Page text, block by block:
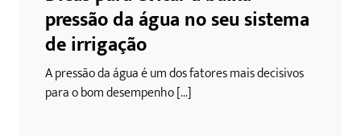
pressão da água no seu sistema
de irrigação
A pressão da água é um dos fatores mais decisivos
para o bom desempenho [...]